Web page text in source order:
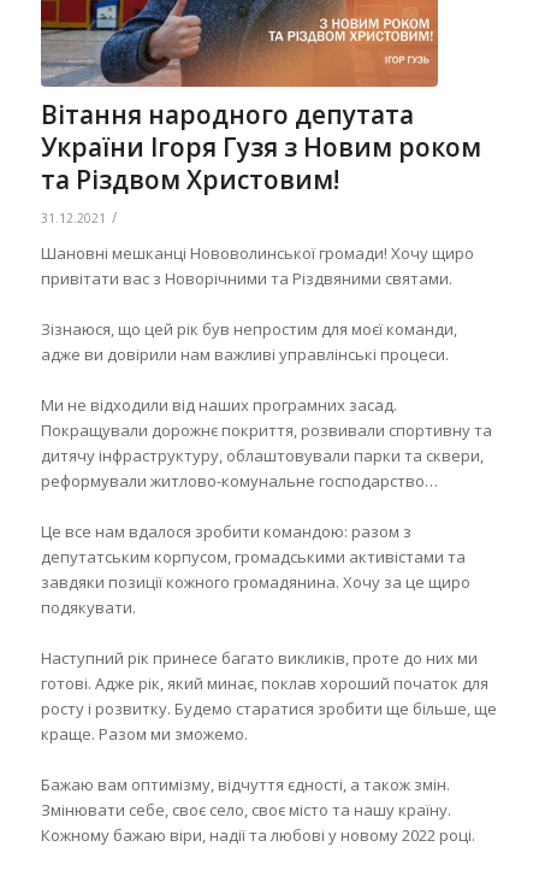
Вітання народного депутата
України Ігоря Гузя з Новим роком
та Різдвом Христовим!
31.12.2021 /
Шановні мешканці Нововолинської громади! Хочу щиро
привітати вас з Новорічними та Різдвяними святами.
Зізнаюся, що цей рік був непростим для моєї команди,
адже ви довірили нам важливі управлінські процеси.
Ми не відходили від наших програмних засад.
Покращували дорожнє покриття, розвивали спортивну та
дитячу інфраструктуру, облаштовували парки та сквери,
реформували житлово-комунальне господарство…
Це все нам вдалося зробити командою: разом з
депутатським корпусом, громадськими активістами та
завдяки позиції кожного громадянина. Хочу за це щиро
подякувати.
Наступний рік принесе багато викликів, проте до них ми
готові. Адже рік, який минає, поклав хороший початок для
росту і розвитку. Будемо старатися зробити ще більше, ще
краще. Разом ми зможемо.
Бажаю вам оптимізму, відчуття єдності, а також змін.
Змінювати себе, своє село, своє місто та нашу країну.
Кожному бажаю віри, надії та любові у новому 2022 році.